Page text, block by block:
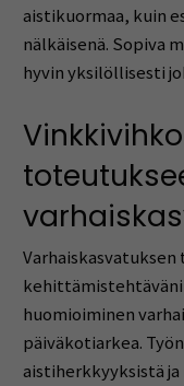
aistikuormaa, kuin
nälkäisenä. Sopiva
hyvin yksilöllisesti
huomioiminen
päiväkotiarkea.
aistiherkkyyksistä